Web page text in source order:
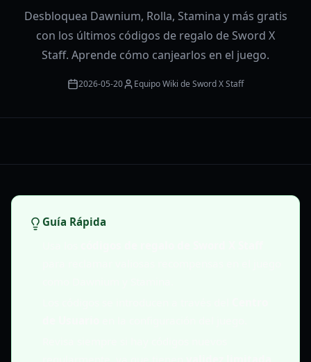
Desbloquea Dawnium, Rolla, Stamina y más gratis
con los últimos códigos de regalo de Sword X
Staff. Aprende cómo canjearlos en el juego.
2026-05-20 Equipo Wiki de Sword X Staff
Guía Rápida